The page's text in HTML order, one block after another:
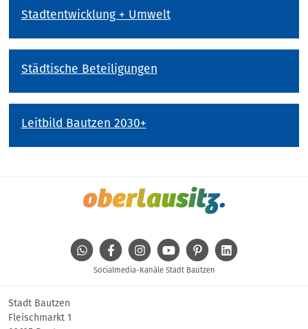
Stadtentwicklung + Umwelt
Städtische Beteiligungen
Leitbild Bautzen 2030+
WhatsAppFacebookInstagramYoutube Pinterest
Socialmedia-Kanäle Stadt Bautzen
Stadt Bautzen
Fleischmarkt 1